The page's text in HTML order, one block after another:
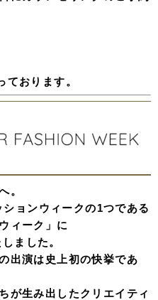
ております。
。
ョンウィークの1つである
ィーク」に
ました。
出演は史上初の快挙であ
が生み出したクリエイティ